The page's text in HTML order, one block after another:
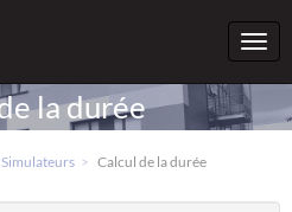
la durée
Simulateurs Calcul de la durée